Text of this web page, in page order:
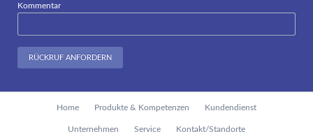
Kommentar
RÜCKRUF ANFORDERN
Home Produkte & Kompetenzen Kundendienst
Unternehmen Service Kontakt/Standorte